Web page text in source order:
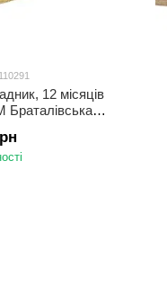
12 місяців
Браталівська